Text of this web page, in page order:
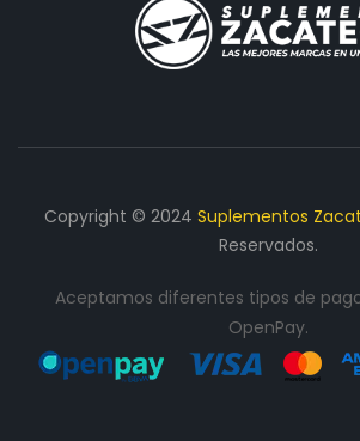
Copyright © 2024 Suplementos
Reservados.
Aceptamos diferentes tipos de
OpenPay.